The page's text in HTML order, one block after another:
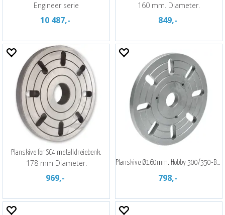
Engineer serie
10 487,-
160 mm. Diameter.
849,-
Planskive for SC4 metalldreiebenk.
178 mm Diameter.
969,-
Planskive Ø160mm. Hobby 300/350-Bernado
798,-